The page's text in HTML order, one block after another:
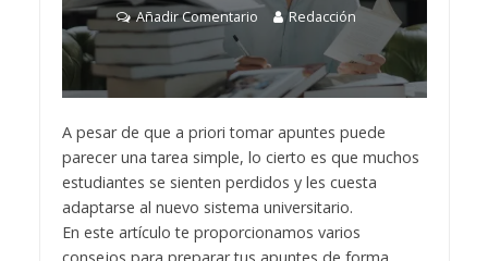
Añadir Comentario Redacción
A pesar de que a priori tomar apuntes puede
parecer una tarea simple, lo cierto es que muchos
estudiantes se sienten perdidos y les cuesta
adaptarse al nuevo sistema universitario.
En este artículo te proporcionamos varios